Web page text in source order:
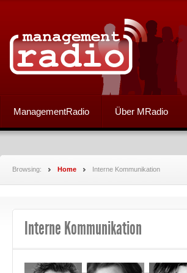
ManagementRadio Über MRadio
Browsing: Home Interne Kommunikation
Interne Kommunikation